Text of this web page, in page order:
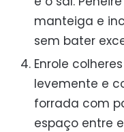
manteiga e
sem bater
Enrole
levemente e
forrada com
espaço entre